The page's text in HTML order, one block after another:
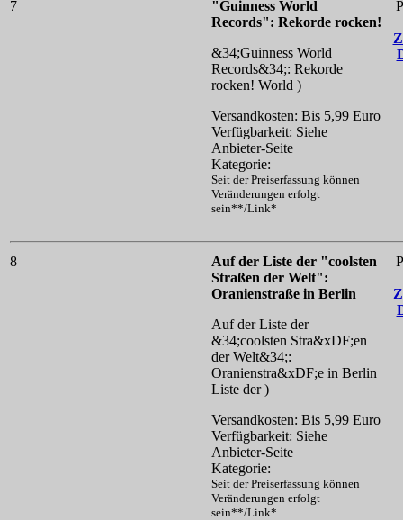
7
"Guinness World
Records": Rekorde rocken!
&34;Guinness World
Records&34;: Rekorde
rocken! World )
Versandkosten: Bis 5,99 Euro
Verfügbarkeit: Siehe
Anbieter-Seite
Kategorie:
Seit der Preiserfassung können
Veränderungen erfolgt
sein**/Link*
8
Auf der Liste der "coolsten
Straßen der Welt":
Oranienstraße in Berlin
Auf der Liste der
&34;coolsten Stra&xDF;en
der Welt&34;:
Oranienstra&xDF;e in Berlin
Liste der )
Versandkosten: Bis 5,99 Euro
Verfügbarkeit: Siehe
Anbieter-Seite
Kategorie:
Seit der Preiserfassung können
Veränderungen erfolgt
sein**/Link*